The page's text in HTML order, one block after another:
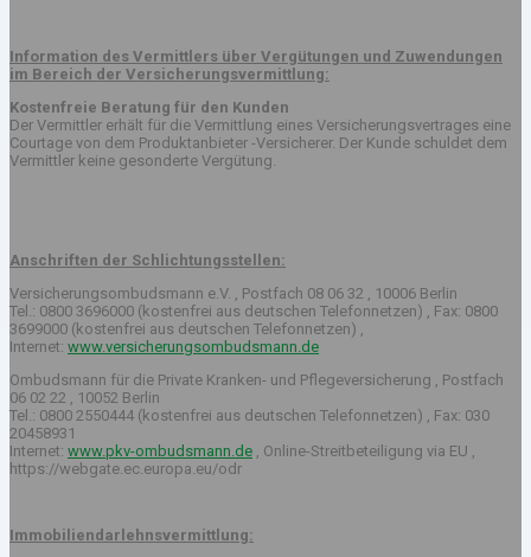
Information des Vermittlers über Vergütungen und Zuwendungen
im Bereich der Versicherungsvermittlung:
Kostenfreie Beratung für den Kunden
Der Vermittler erhält für die Vermittlung eines Versicherungsvertrages eine
Courtage von dem Produktanbieter -Versicherer. Der Kunde schuldet dem
Vermittler keine gesonderte Vergütung.
Anschriften der Schlichtungsstellen:
Versicherungsombudsmann e.V. , Postfach 08 06 32 , 10006 Berlin
Tel.: 0800 3696000 (kostenfrei aus deutschen Telefonnetzen) , Fax: 0800
3699000 (kostenfrei aus deutschen Telefonnetzen) ,
Internet: www.versicherungsombudsmann.de
Ombudsmann für die Private Kranken- und Pflegeversicherung , Postfach
06 02 22 , 10052 Berlin
Tel.: 0800 2550444 (kostenfrei aus deutschen Telefonnetzen) , Fax: 030
20458931
Internet: www.pkv-ombudsmann.de , Online-Streitbeteiligung via EU ,
https://webgate.ec.europa.eu/odr
Immobiliendarlehnsvermittlung: